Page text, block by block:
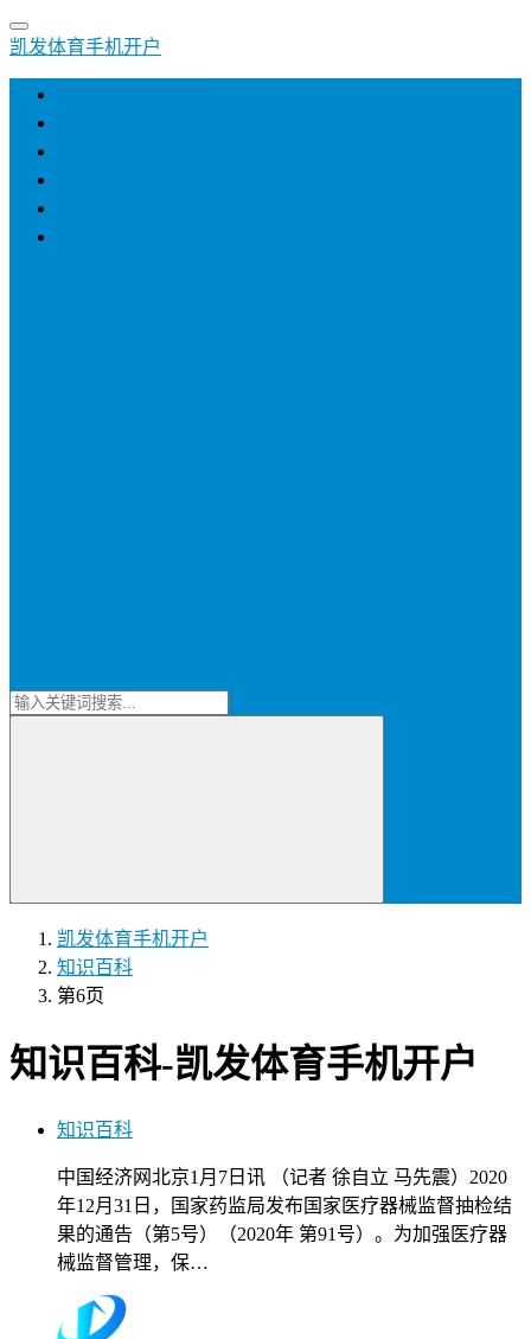
凯发体育手机开户
凯发体育手机开户
知识百科
第6页
知识百科-凯发体育手机开户
知识百科
中国经济网北京1月7日讯 （记者 徐自立 马先震）2020
年12月31日，国家药监局发布国家医疗器械监督抽检结
果的通告（第5号）（2020年 第91号）。为加强医疗器
械监督管理，保…